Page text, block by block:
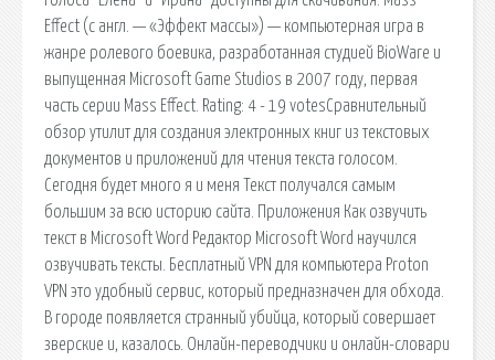
Effect (с англ. — «Эффект массы») — компьютерная игра в
жанре ролевого боевика, разработанная студией BioWare и
выпущенная Microsoft Game Studios в 2007 году, первая
часть серии Mass Effect. Rating: 4 - 19 votesСравнительный
обзор утилит для создания электронных книг из текстовых
документов и приложений для чтения текста голосом.
Сегодня будет много я и меня Текст получался самым
большим за всю историю сайта. Приложения Как озвучить
текст в Microsoft Word Редактор Microsoft Word научился
озвучивать тексты. Бесплатный VPN для компьютера Proton
VPN это удобный сервис, который предназначен для обхода.
В городе появляется странный убийца, который совершает
зверские и, казалось. Онлайн-переводчики и онлайн-словари